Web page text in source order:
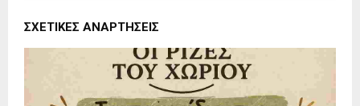
ΣΧΕΤΙΚΈΣ ΑΝΑΡΤΉΣΕΙΣ